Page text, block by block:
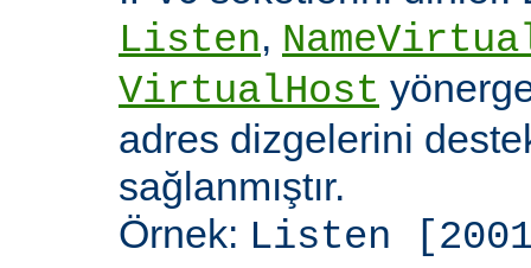
Listen,
VirtualHost
adres dizgelerini
sağlanmıştır.
Örnek: Listen